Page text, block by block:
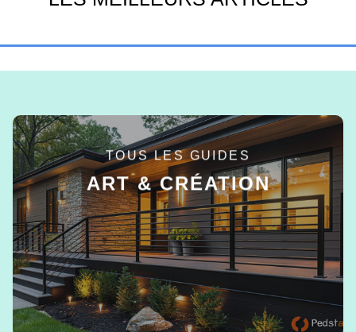
TOUS LES GUIDES
ART & CRÉATION
EN SAVOIR +